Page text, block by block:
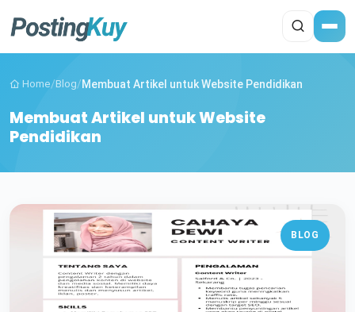
Home/Blog/Membuat Artikel untuk Website Pendidikan
Membuat Artikel untuk Website
Pendidikan
BLOG